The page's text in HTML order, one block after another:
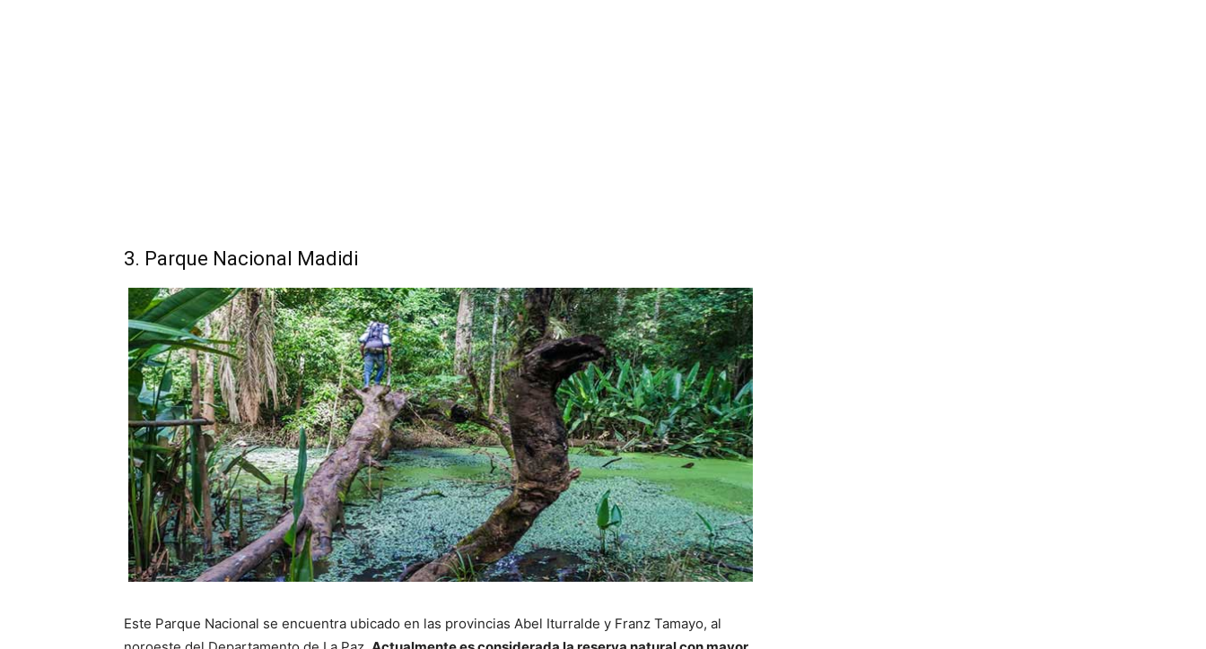
3. Parque Nacional Madidi
Este Parque Nacional se encuentra ubicado en las provincias Abel Iturralde y Franz Tamayo, al